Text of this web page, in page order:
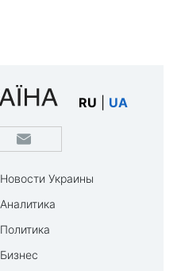
RU UA
Новости Украины
Аналитика
Политика
Бизнес